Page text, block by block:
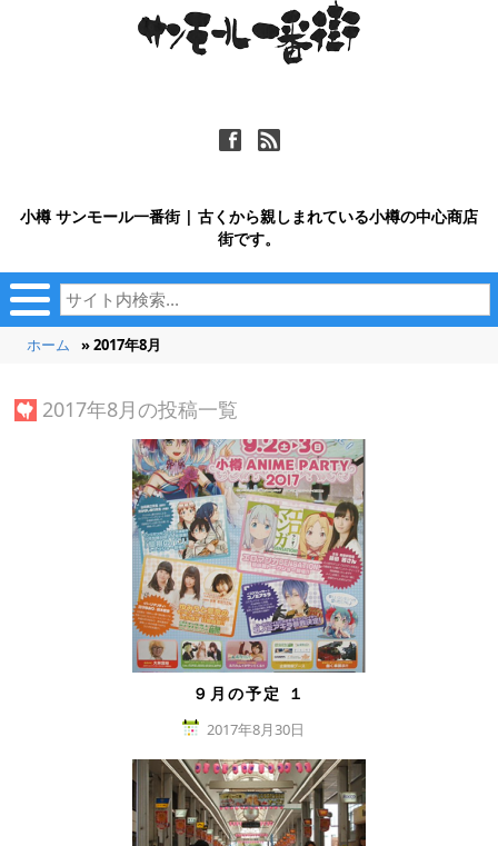
ä ñ
小樽 サンモール一番街 | 古くから親しまれている小樽の中心商店
街です。
ホーム » 2017年8月
2017年8月の投稿一覧
９月の予定 １
2017年8月30日